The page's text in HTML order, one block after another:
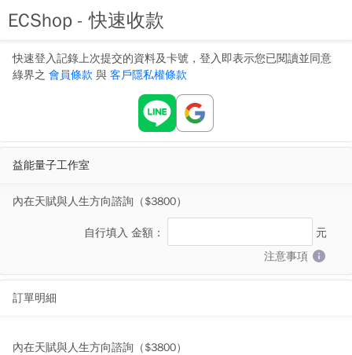
ECShop - 快速收款
快速登入記錄上次提交的資料及卡號，登入即表示您已閱讀並同意
綠界之 會員條款 與 客戶隱私權條款
益能量子工作室
內在天賦與人生方向諮詢（$3800）
自行填入 金額：
元
注意事項
訂單明細
內在天賦與人生方向諮詢（$3800）